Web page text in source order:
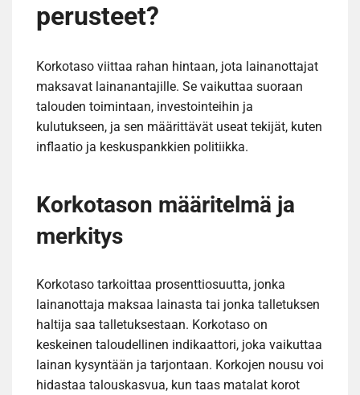
perusteet?
Korkotaso viittaa rahan hintaan, jota lainanottajat
maksavat lainanantajille. Se vaikuttaa suoraan
talouden toimintaan, investointeihin ja
kulutukseen, ja sen määrittävät useat tekijät, kuten
inflaatio ja keskuspankkien politiikka.
Korkotason määritelmä ja
merkitys
Korkotaso tarkoittaa prosenttiosuutta, jonka
lainanottaja maksaa lainasta tai jonka talletuksen
haltija saa talletuksestaan. Korkotaso on
keskeinen taloudellinen indikaattori, joka vaikuttaa
lainan kysyntään ja tarjontaan. Korkojen nousu voi
hidastaa talouskasvua, kun taas matalat korot